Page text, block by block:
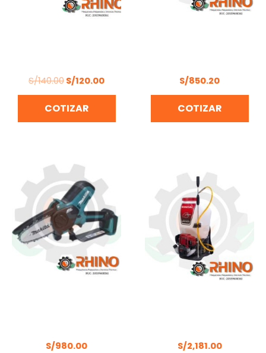
S/140.00S/120.00
COTIZAR
S/850.20
COTIZAR
S/980.00 S/2,181.00